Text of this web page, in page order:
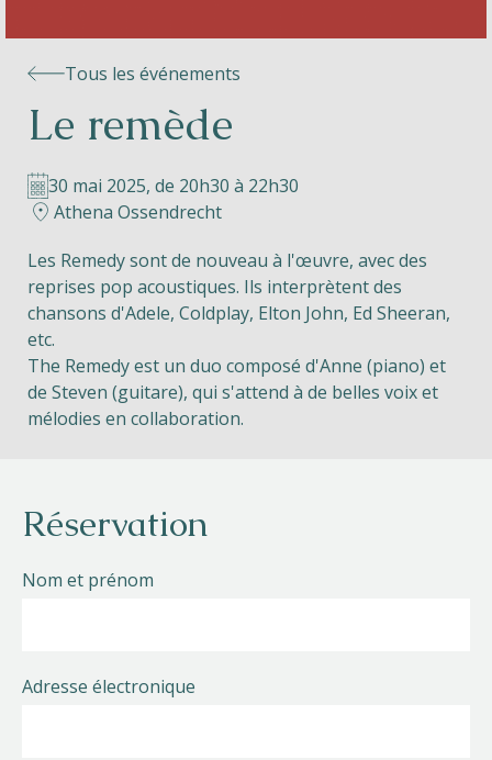
Le Perron
Helios
Contact
FR NL EN
Android Play Store
Tous les événements
Le remède
30 mai 2025, de 20h30 à 22h30
Athena Ossendrecht
Les Remedy sont de nouveau à l'œuvre, avec des
reprises pop acoustiques. Ils interprètent des
chansons d'Adele, Coldplay, Elton John, Ed Sheeran,
etc.
The Remedy est un duo composé d'Anne (piano) et
de Steven (guitare), qui s'attend à de belles voix et
mélodies en collaboration.
Réservation
Nom et prénom
Adresse électronique